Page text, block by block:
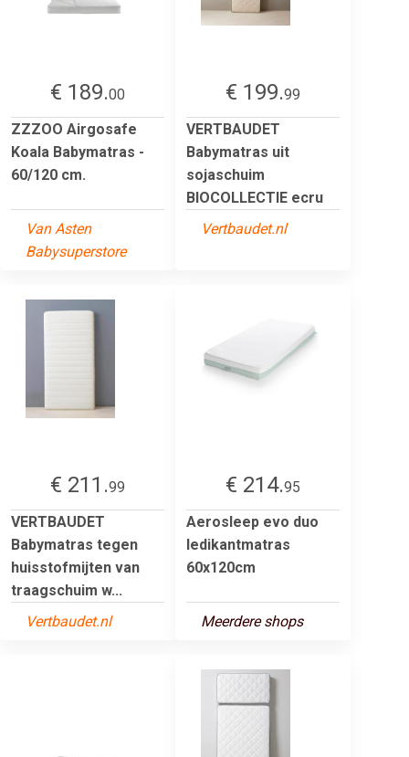
€ 189.00
ZZZOO Airgosafe
Koala Babymatras -
60/120 cm.
Van Asten
Babysuperstore
€ 199.99
VERTBAUDET
Babymatras uit
sojaschuim
BIOCOLLECTIE ecru
Vertbaudet.nl
€ 211.99
VERTBAUDET
Babymatras tegen
huisstofmijten van
traagschuim w...
Vertbaudet.nl
€ 214.95
Aerosleep evo duo
ledikantmatras
60x120cm
Meerdere shops